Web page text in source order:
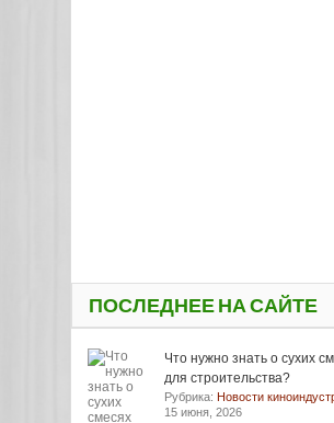
ПОСЛЕДНЕЕ НА САЙТЕ
Что нужно знать о сухих
для строительства?
Рубрика: Новости
15 июня, 2026